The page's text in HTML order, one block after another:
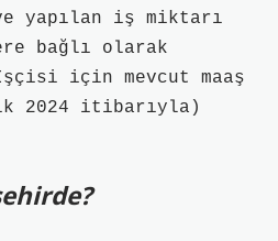
yapılan iş miktarı
bağlı olarak
için mevcut maaş
2024 itibarıyla)